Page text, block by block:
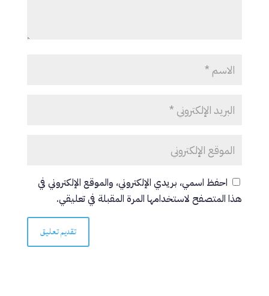
احفظ اسمي، بريدي الإلكتروني، والموقع الإلكتروني في
هذا المتصفح لاستخدامها المرة المقبلة في تعليقي.